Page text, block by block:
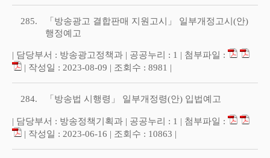
285.
「방송광고 결합판매 지원고시」 일부개정고시(안)
행정예고
| 담당부서 : 방송광고정책과 | 공공누리 : 1 | 첨부파일 :
| 작성일 : 2023-08-09 | 조회수 : 8981 |
284. 「방송법 시행령」 일부개정령(안) 입법예고
| 담당부서 : 방송정책기획과 | 공공누리 : 1 | 첨부파일 :
| 작성일 : 2023-06-16 | 조회수 : 10863 |